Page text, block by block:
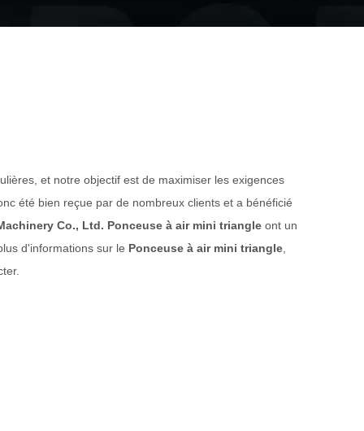
et notre objectif est de maximiser les exigences
été bien reçue par de nombreux clients et a bénéficié
Co., Ltd. Ponceuse à air mini triangleont un
d'informations sur le Ponceuse à air mini triangle,